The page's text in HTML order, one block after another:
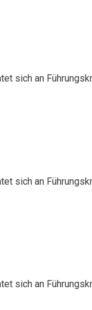
sich an
sich an
sich an